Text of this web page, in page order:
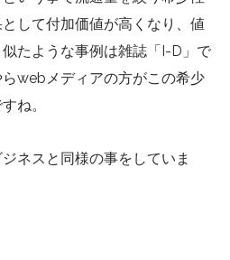
して付加価値が高くなり、値
たような事例は雑誌「I-D」で
webメディアの方がこの希少
ね。
ネスと同様の事をしていま